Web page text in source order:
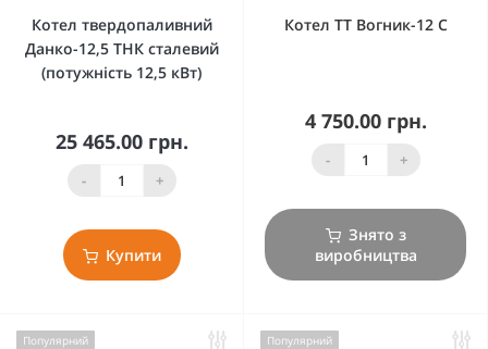
Котел твердопаливний
Данко-12,5 ТНК сталевий
(потужність 12,5 кВт)
25 465.00 грн.
- +
Купити
Котел ТТ Вогник-12 С
4 750.00 грн.
- +
Знято з
виробництва
Популярний
Популярний